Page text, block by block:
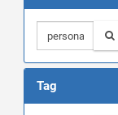
Tag